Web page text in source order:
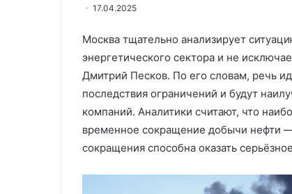
17.04.2025
Москва тщательно анализирует
энергетического сектора и не
Дмитрий Песков. По его словам, речь
последствия ограничений и будут
компаний. Аналитики считают, что
временное сокращение добычи нефти
сокращения способна оказать